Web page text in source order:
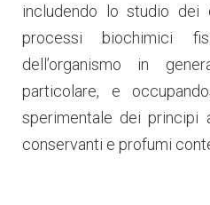
includendo lo studio
processi biochimici
dell’organismo in
particolare, e
sperimentale dei principi
conservanti e profumi